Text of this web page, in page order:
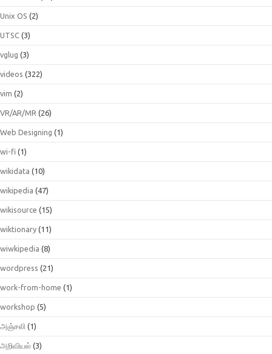
Unix OS (2)
UTSC (3)
vglug (3)
videos (322)
vim (2)
VR/AR/MR (26)
Web Designing (1)
wi-fi (1)
wikidata (10)
wikipedia (47)
wikisource (15)
wiktionary (11)
wiwkipedia (8)
wordpress (21)
work-from-home (1)
workshop (5)
அஞ்சலி (1)
அறிவியல் (3)